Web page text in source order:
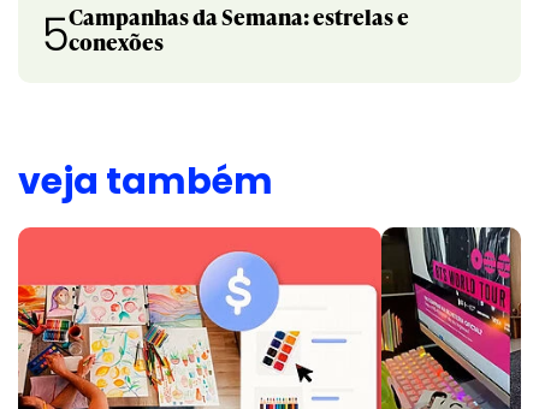
5Campanhas da Semana: estrelas e
conexões
veja também